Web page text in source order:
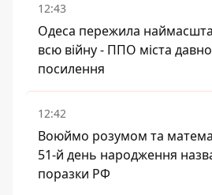
12:43
Одеса пережила
всю війну - ППО міста
посилення
12:42
Воюймо розумом та
51-й день народження
поразки РФ